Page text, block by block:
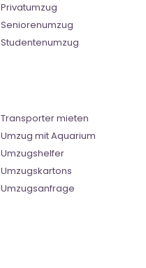
Privatumzug
Seniorenumzug
Studentenumzug
Transporter mieten
Umzug mit Aquarium
Umzugshelfer
Umzugskartons
Umzugsanfrage